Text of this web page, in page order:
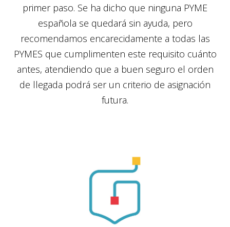
primer paso. Se ha dicho que ninguna PYME
española se quedará sin ayuda, pero
recomendamos encarecidamente a todas las
PYMES que cumplimenten este requisito cuánto
antes, atendiendo que a buen seguro el orden
de llegada podrá ser un criterio de asignación
futura.